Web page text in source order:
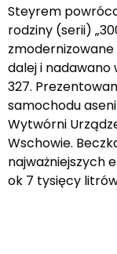
Steyrem
rodziny (serii)
dalej i nadawano
327.
samochodu
Wytwórni
Wschowie.
najważniejszych
ok 7 tysięcy